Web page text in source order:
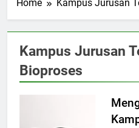
Home Kampus Jurusan
Kampus Jurusan
Bioproses